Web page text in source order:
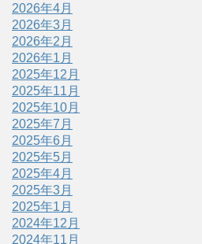
2026年4月
2026年3月
2026年2月
2026年1月
2025年12月
2025年11月
2025年10月
2025年7月
2025年6月
2025年5月
2025年4月
2025年3月
2025年1月
2024年12月
2024年11月